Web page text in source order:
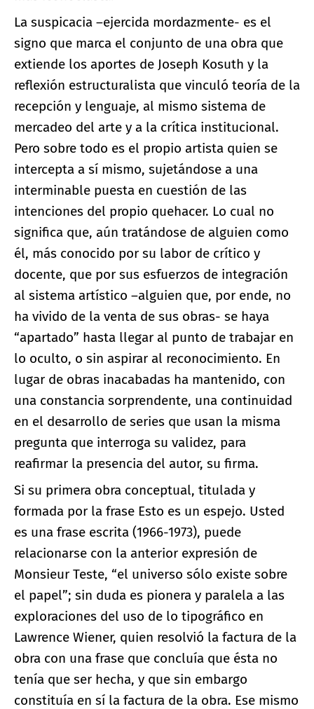
La suspicacia –ejercida mordazmente- es el
signo que marca el conjunto de una obra que
extiende los aportes de Joseph Kosuth y la
reflexión estructuralista que vinculó teoría de la
recepción y lenguaje, al mismo sistema de
mercadeo del arte y a la crítica institucional.
Pero sobre todo es el propio artista quien se
intercepta a sí mismo, sujetándose a una
interminable puesta en cuestión de las
intenciones del propio quehacer. Lo cual no
significa que, aún tratándose de alguien como
él, más conocido por su labor de crítico y
docente, que por sus esfuerzos de integración
al sistema artístico –alguien que, por ende, no
ha vivido de la venta de sus obras- se haya
“apartado” hasta llegar al punto de trabajar en
lo oculto, o sin aspirar al reconocimiento. En
lugar de obras inacabadas ha mantenido, con
una constancia sorprendente, una continuidad
en el desarrollo de series que usan la misma
pregunta que interroga su validez, para
reafirmar la presencia del autor, su firma.
Si su primera obra conceptual, titulada y
formada por la frase Esto es un espejo. Usted
es una frase escrita (1966-1973), puede
relacionarse con la anterior expresión de
Monsieur Teste, “el universo sólo existe sobre
el papel”; sin duda es pionera y paralela a las
exploraciones del uso de lo tipográfico en
Lawrence Wiener, quien resolvió la factura de la
obra con una frase que concluía que ésta no
tenía que ser hecha, y que sin embargo
constituía en sí la factura de la obra. Ese mismo